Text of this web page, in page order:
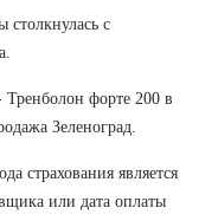
столкнулась с
форте 200 в
Зеленоград.
страхования является
или дата оплаты